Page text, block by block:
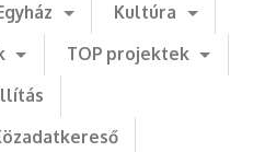
Kultúra
TOP projektek